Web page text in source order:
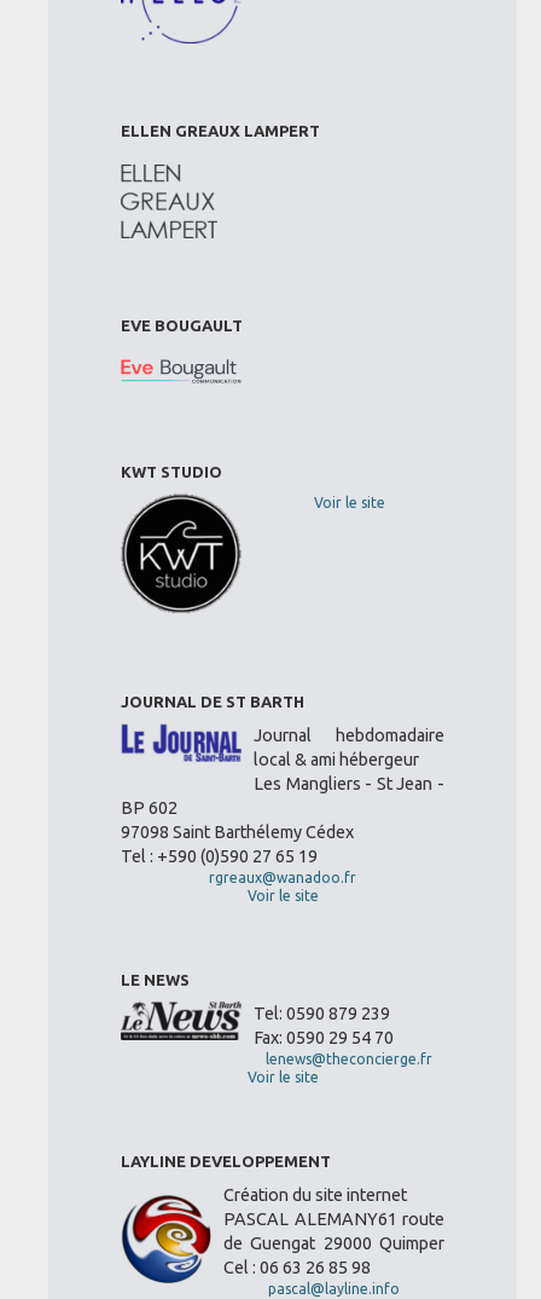
ELLEN GREAUX LAMPERT
EVE BOUGAULT
KWT STUDIO
Voir le site
JOURNAL DE ST BARTH
Journal hebdomadaire
local & ami hébergeur
Les Mangliers - St Jean -
BP 602
97098 Saint Barthélemy Cédex
Tel : +590 (0)590 27 65 19
rgreaux@wanadoo.fr
Voir le site
LE NEWS
Tel: 0590 879 239
Fax: 0590 29 54 70
lenews@theconcierge.fr
Voir le site
LAYLINE DEVELOPPEMENT
Création du site internet
PASCAL ALEMANY61 route
de Guengat 29000 Quimper
Cel : 06 63 26 85 98
pascal@layline.info